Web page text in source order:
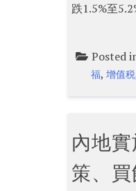
跌1.5%至
Posted
福,增值税
內地
策、